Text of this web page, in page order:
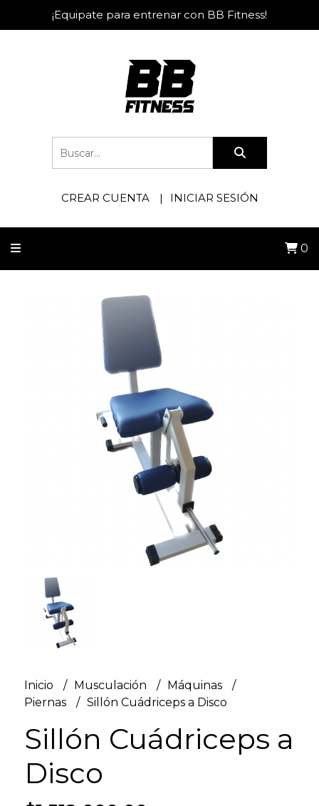
¡Equipate para entrenar con BB Fitness!
CREAR CUENTA INICIAR SESIÓN
0
Inicio Musculación
Máquinas
Piernas
Sillón Cuádriceps a Disco
Sillón Cuádriceps a
Disco